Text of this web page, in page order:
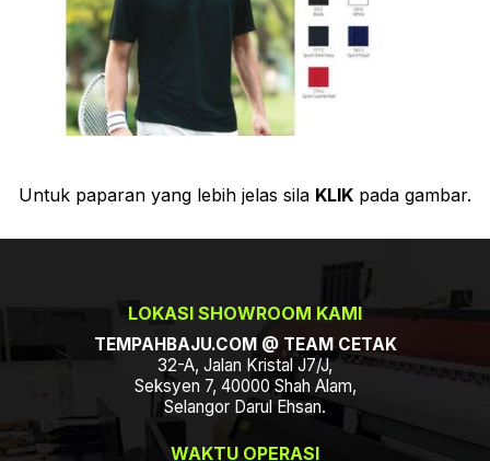
Untuk paparan yang lebih jelas sila KLIK pada gambar.
LOKASI SHOWROOM KAMI
TEMPAHBAJU.COM @ TEAM CETAK
32-A, Jalan Kristal J7/J,
Seksyen 7, 40000 Shah Alam,
Selangor Darul Ehsan.
WAKTU OPERASI